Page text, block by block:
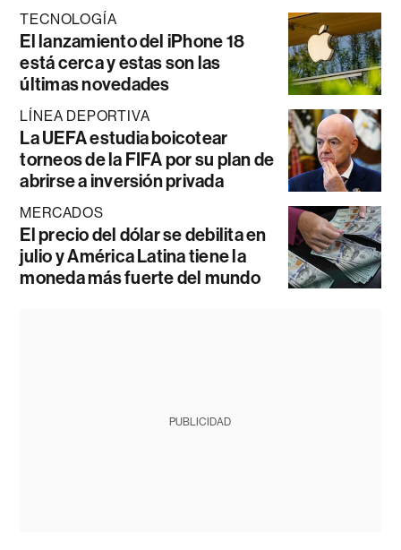
TECNOLOGÍA
El lanzamiento del iPhone 18
está cerca y estas son las
últimas novedades
LÍNEA DEPORTIVA
La UEFA estudia boicotear
torneos de la FIFA por su plan de
abrirse a inversión privada
MERCADOS
El precio del dólar se debilita en
julio y América Latina tiene la
moneda más fuerte del mundo
PUBLICIDAD